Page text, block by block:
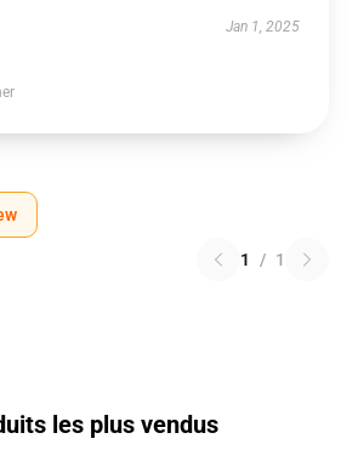
Jan 1, 2025
1 / 1
les plus vendus